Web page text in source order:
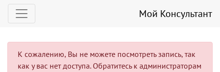
Мой Консультант
К сожалению, Вы не можете посмотреть запись, так
как у вас нет доступа. Обратитесь к администраторам